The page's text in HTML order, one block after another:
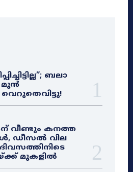
ബലാ
മുൻ
വീണ്ടും കനത്ത
ഡീസൽ വില
ദിവസത്തിനിടെ
മുകളിൽ